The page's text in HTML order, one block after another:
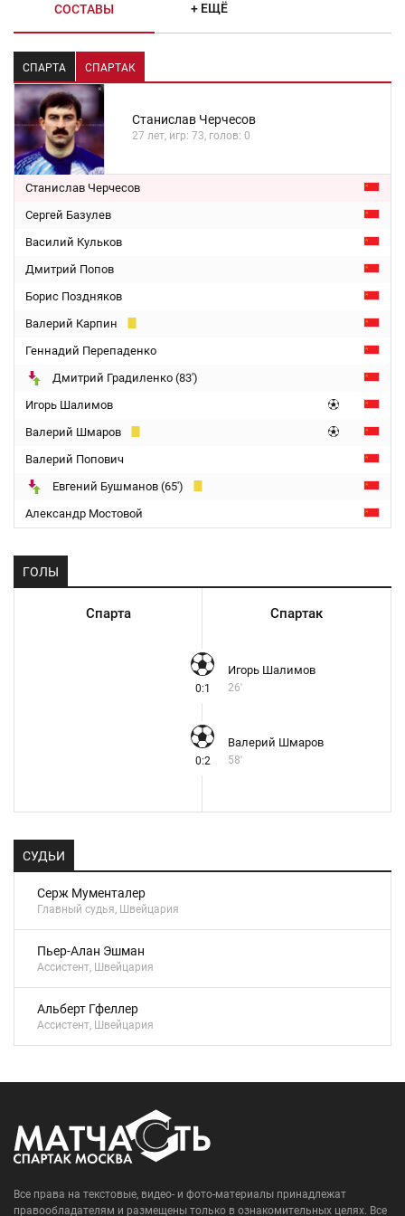
СОСТАВЫ + ЕЩЁ
СПАРТА СПАРТАК
Станислав Черчесов
27 лет, игр: 73, голов: 0
Станислав Черчесов
Сергей Базулев
Василий Кульков
Дмитрий Попов
Борис Поздняков
Валерий Карпин
Геннадий Перепаденко
Дмитрий Градиленко (83')
Игорь Шалимов
Валерий Шмаров
Валерий Попович
Евгений Бушманов (65')
Александр Мостовой
ГОЛЫ
Спарта Спартак
0:1
Игорь Шалимов
26'
0:2
Валерий Шмаров
58'
СУДЬИ
Серж Мументалер
Главный судья, Швейцария
Пьер-Алан Эшман
Ассистент, Швейцария
Альберт Гфеллер
Ассистент, Швейцария
Все права на текстовые, видео- и фото-материалы принадлежат
правообладателям и размещены только в ознакомительных целях. Все